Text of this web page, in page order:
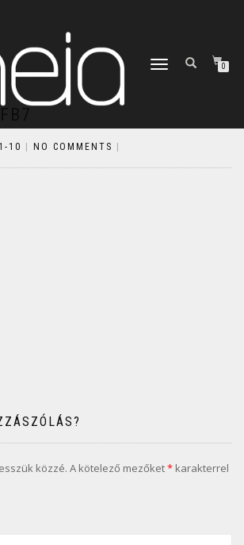
TOGGLE
0
10 NO COMMENTS
közzé. A kötelező mezőket* karakterrel